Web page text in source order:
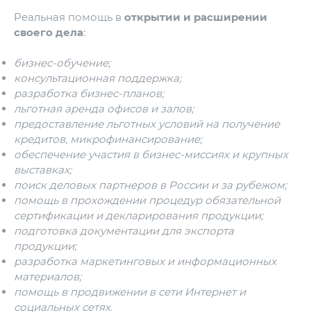
Реальная помощь в открытии и расширении
своего дела:
бизнес-обучение;
консультационная поддержка;
разработка бизнес-планов;
льготная аренда офисов и залов;
предоставление льготных условий на получение
кредитов, микрофинансирование;
обеспечение участия в бизнес-миссиях и крупных
выставках;
поиск деловых партнеров в России и за рубежом;
помощь в прохождении процедур обязательной
сертификации и декларирования продукции;
подготовка документации для экспорта
продукции;
разработка маркетинговых и информационных
материалов;
помощь в продвижении в сети Интернет и
социальных сетях.